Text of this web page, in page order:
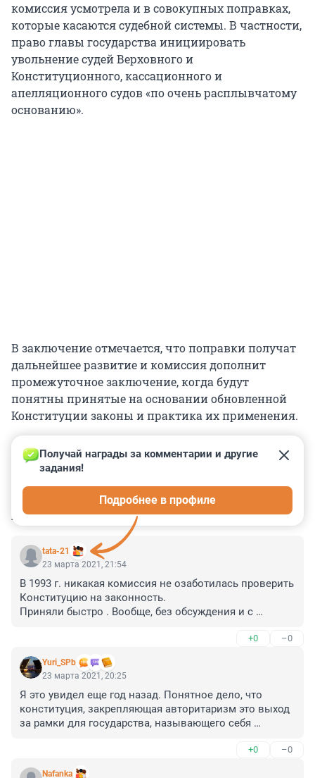
комиссия усмотрела и в совокупных поправках,
которые касаются судебной системы. В частности,
право главы государства инициировать
увольнение судей Верховного и
Конституционного, кассационного и
апелляционного судов «по очень расплывчатому
основанию».
В заключение отмечается, что поправки получат
дальнейшее развитие и комиссия дополнит
промежуточное заключение, когда будут
понятны принятые на основании обновленной
Конституции законы и практика их применения.
КОММЕНТАРИИ 6
tata-21
Получай награды за комментарии и другие
задания!
Подробнее в профиле
23 марта 2021, 21:54
В 1993 г. никакая комиссия не озаботилась проверить
Конституцию на законность.
Приняли быстро . Вообще, без обсуждения и с
А то, что она была нелегитимна и до сих пор Европа
молчит. Дурочку строит. Народ до сих пор думает , что
муниципалы это госорган.
А объяснить до сих пор , что по чем в Конституции
никто не хочет.
Видно, журналисты или выродились ,или играют в
плохие игры молча.
наша страна крепчает вместе с сильным президентом
и они ищут, где найти в Конституции место через
+0 –0
Yuri_SPb
23 марта 2021, 20:25
Я это увидел еще год назад. Понятное дело, что
конституция, закрепляющая авторитаризм это выход
за рамки для государства, называющего себя
+0 –0
Nafanka